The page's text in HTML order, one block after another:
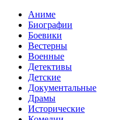
Аниме
Биографии
Боевики
Вестерны
Военные
Детективы
Детские
Документальные
Драмы
Исторические